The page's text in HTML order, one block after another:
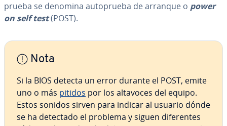
prueba se denomina au­to­prue­ba de arranque o power
on self test(POST).
Nota
Si la BIOS detecta un error durante el POST, emite
uno o más pitidos por los altavoces del equipo.
Estos sonidos sirven para indicar al usuario dónde
se ha detectado el problema y siguen di­fe­re­n­tes